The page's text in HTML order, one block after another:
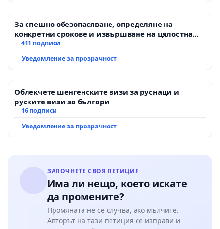
За спешно обезопасяване, определяне на
конкретни срокове и извършване на цялостна
рехабилитация на републиканския път между
Мирово - к.к. Момин проход
411 подписи
Уведомление за прозрачност
Облекчете шенгенските визи за руснаци и
руските визи за българи
16 подписи
Уведомление за прозрачност
ЗАПОЧНЕТЕ СВОЯ ПЕТИЦИЯ
Има ли нещо, което искате
да промените?
Промяната не се случва, ако мълчите.
Авторът на тази петиция се изправи и